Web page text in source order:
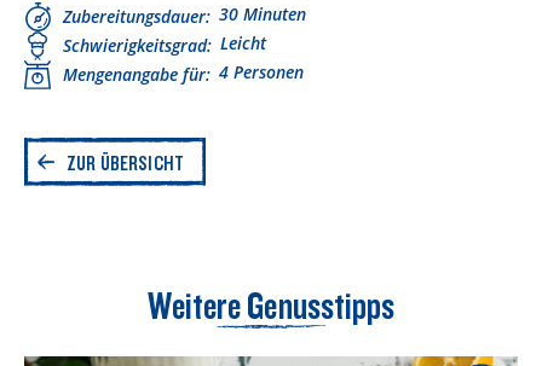
Zubereitungsdauer 30 Minuten
Schwierigkeitsgrad Leicht
Mengenangabe für 4 Personen
ZUR ÜBERSICHT
Weitere Genusstipps